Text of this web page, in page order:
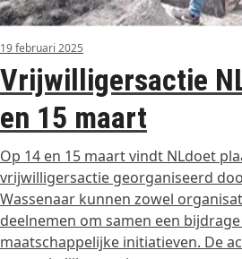
19 februari 2025
Vrijwilligersactie
en 15 maart
Op 14 en 15 maart vindt NLdoet
vrijwilligersactie georganiseerd
Wassenaar kunnen zowel
deelnemen om samen een
maatschappelijke initiatieven. De